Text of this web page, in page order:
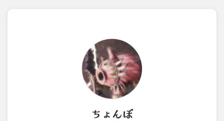
ちょんぼ